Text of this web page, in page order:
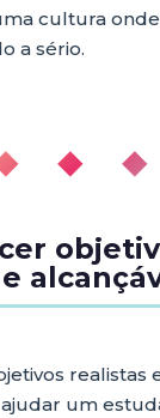
cultura
a sério.
◆ ◆
realistas
um